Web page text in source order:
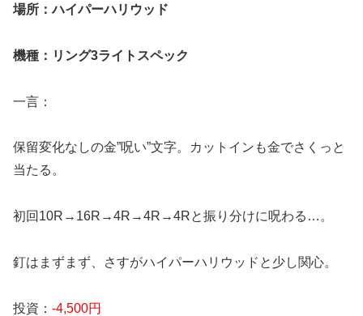
場所：ハイパーハリウッド
機種：リング3ライトスペック
一言：
保留変化なしの金”呪い”文字。カットインも金でさくっと
当たる。
初回10R→16R→4R→4R→4Rと振り分けに呪わる…。
釘はまずまず、さすがハイパーハリウッドと少し関心。
投資： -4,500円